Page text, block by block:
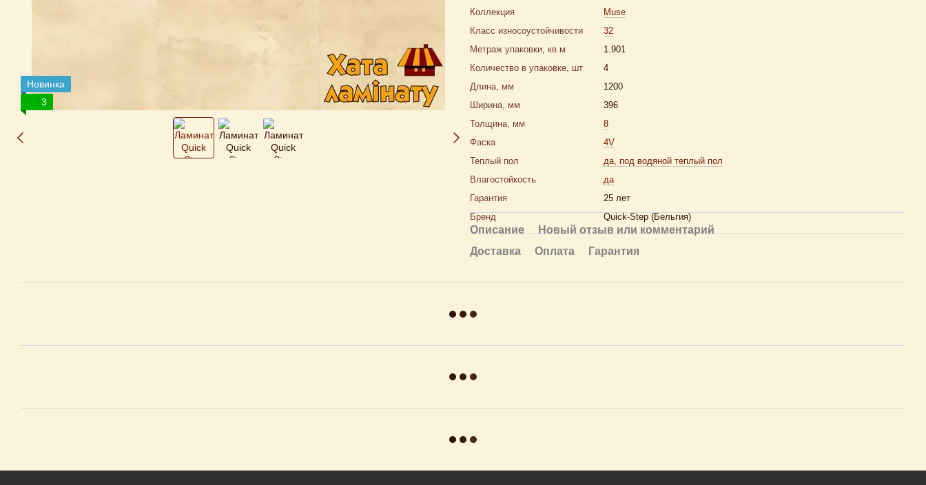
Новинка
3
Коллекция
Muse
Класс износоустойчивости
32
Метраж упаковки, кв.м
1.901
Количество в упаковке, шт
4
Длина, мм
1200
Ширина, мм
396
Толщина, мм
8
Фаска
4V
Теплый пол
да, под водяной теплый пол
Влагостойкость
да
Гарантия
25 лет
Бренд
Quick-Step (Бельгия)
Описание
Новый отзыв или комментарий
Доставка
Оплата Гарантия